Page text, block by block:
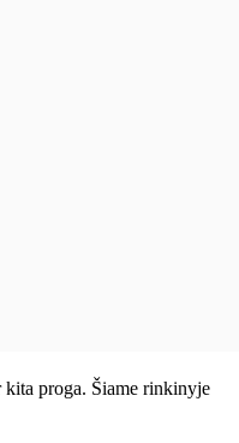
proga. Šiame rinkinyje